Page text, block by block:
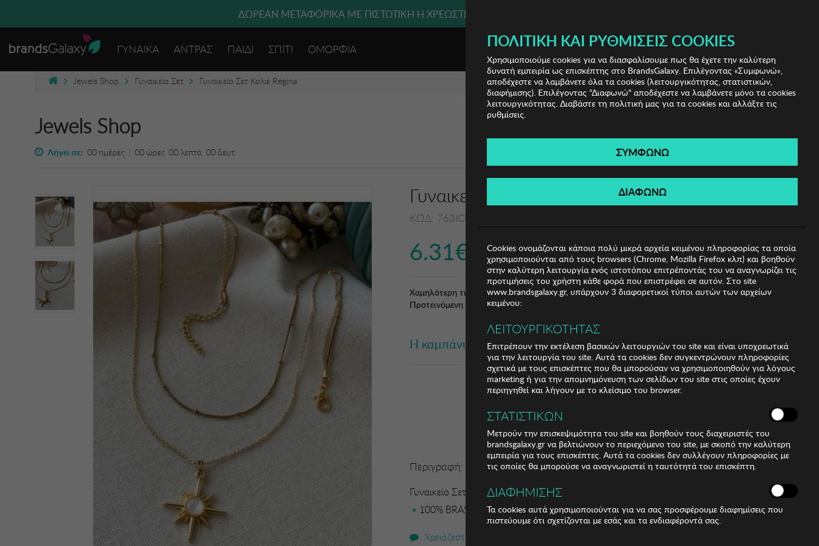
ΔΩΡΕΑΝ ΜΕΤΑΦΟΡΙΚΑ ΜΕ ΠΙΣΤΩΤΙΚΗ Ή ΧΡΕΩΣΤΙΚΗ ΚΑΡΤΑ, PAYPAL & IRIS!
ΓΥΝΑΙΚΑ ΑΝΤΡΑΣ ΠΑΙΔΙ ΣΠΙΤΙ ΟΜΟΡΦΙΑ (0)
Jewels Shop Γυναικεία Σετ Γυναικείο Σετ Κολιέ Regina
Jewels Shop
Λήγει σε: 00ημέρες | 00 ώρες 00λεπτά 00 δευτ.
Γυναικείο Σετ Κολιέ Regina
ΚΩΔ: 763ICN1139
6.31€
Χαμηλότερη τιμή 30 ημερών: 6,72 € (5,97%)
Προτεινόμενη Λ.Τ.: 21,99 € (71,28%)
Η καμπάνια έχει λήξει
Περιγραφή:
Γυναικείο Σετ Κολιέ Regina
100% BRASS 14K Coating Length: 45 cm (1 Piece) Length: 55 cm (1 Piece)
Χρειάζεστε βοήθεια;
ΠΟΛΙΤΙΚΉ ΚΑΙ ΡΥΘΜΊΣΕΙΣ COOKIES
Χρησιμοποιούμε cookies για να διασφαλίσουμε πως θα έχετε την καλύτερη
δυνατή εμπειρία ως επισκέπτης στο BrandsGalaxy. Επιλέγοντας «Συμφωνώ»,
αποδέχεστε να λαμβάνετε όλα τα cookies (λειτουργικότητας, στατιστικών,
διαφήμισης). Επιλέγοντας "Διαφωνώ" αποδέχεστε να λαμβάνετε μόνο τα cookies
λειτουργικότητας. Διαβάστε τη πολιτική μας για τα cookies και αλλάξτε τις
ρυθμίσεις.
ΣΥΜΦΩΝΩ
ΔΙΑΦΩΝΩ
Cookies ονομάζονται κάποια πολύ μικρά αρχεία κειμένου πληροφορίας τα οποία
χρησιμοποιούνται από τους browsers (Chrome, Mozilla Firefox κλπ) και βοηθούν
στην καλύτερη λειτουργία ενός ιστοτόπου επιτρέποντάς του να αναγνωρίζει τις
προτιμήσεις του χρήστη κάθε φορά που επιστρέφει σε αυτόν. Στο site
www.brandsgalaxy.gr, υπάρχουν 3 διαφορετικοί τύποι αυτών των αρχείων
κειμένου:
ΛΕΙΤΟΥΡΓΙΚΟΤΗΤΑΣ
Επιτρέπουν την εκτέλεση βασικών λειτουργιών του site και είναι υποχρεωτικά
για την λειτουργία του site. Αυτά τα cookies δεν συγκεντρώνουν πληροφορίες
σχετικά με τους επισκέπτες που θα μπορούσαν να χρησιμοποιηθούν για λόγους
marketing ή για την απομνημόνευση των σελίδων του site στις οποίες έχουν
περιηγηθεί και λήγουν με το κλείσιμο του browser.
ΣΤΑΤΙΣΤΙΚΩΝ
Μετρούν την επισκεψιμότητα του site και βοηθούν τους διαχειριστές του
brandsgalaxy.gr να βελτιώνουν το περιεχόμενο του site, με σκοπό την καλύτερη
εμπειρία για τους επισκέπτες. Αυτά τα cookies δεν συλλέγουν πληροφορίες με
τις οποίες θα μπορούσε να αναγνωριστεί η ταυτότητά του επισκέπτη.
ΔΙΑΦΗΜΙΣΗΣ
Τα cookies αυτά χρησιμοποιούνται για να σας προσφέρουμε διαφημίσεις που
πιστεύουμε ότι σχετίζονται με εσάς και τα ενδιαφέροντά σας.